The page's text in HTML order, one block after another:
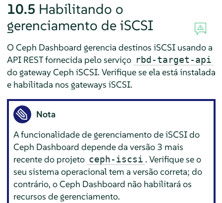
10.5 Habilitando o
gerenciamento de iSCSI
O Ceph Dashboard gerencia destinos iSCSI usando a
API REST fornecida pelo serviço rbd-target-api
do gateway Ceph iSCSI. Verifique se ela está instalada
e habilitada nos gateways iSCSI.
Nota
A funcionalidade de gerenciamento de iSCSI do
Ceph Dashboard depende da versão 3 mais
recente do projeto ceph-iscsi . Verifique se o
seu sistema operacional tem a versão correta; do
contrário, o Ceph Dashboard não habilitará os
recursos de gerenciamento.